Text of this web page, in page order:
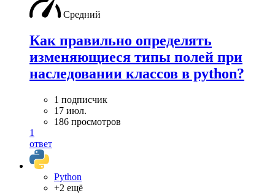
Средний
Как правильно определять
изменяющиеся типы полей при
наследовании классов в python?
1 подписчик
17 июл.
186 просмотров
1
ответ
Python
+2 ещё